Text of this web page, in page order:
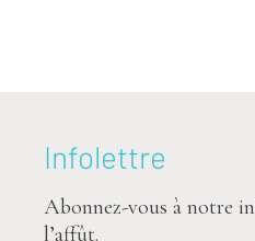
Infolettre
Abonnez-vous à notre
l’affût.